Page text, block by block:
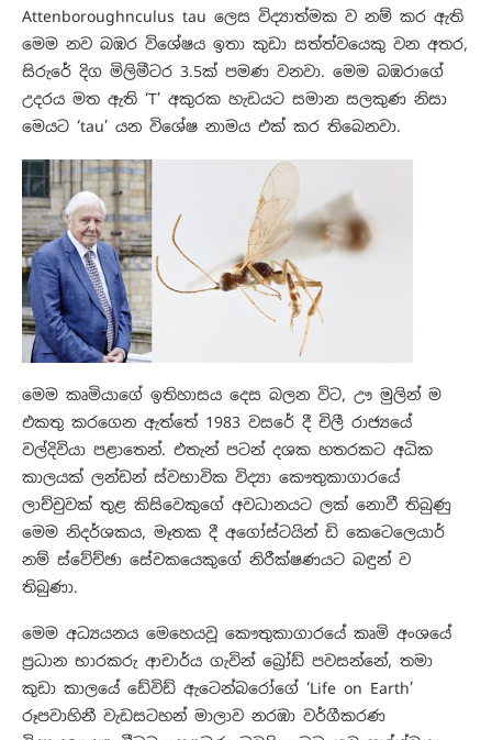
Attenboroughnculus tau ලෙස විද්‍යාත්මක ව නම් කර ඇති
මෙම නව බඹර විශේෂය ඉතා කුඩා සත්ත්වයෙකු වන අතර,
සිරුරේ දිග මිලිමීටර 3.5ක් පමණ වනවා. මෙම බඹරාගේ
උදරය මත ඇති ‘T’ අකුරක හැඩයට සමාන සලකුණ නිසා
මෙයට ‘tau’ යන විශේෂ නාමය එක් කර තිබෙනවා.
මෙම කෘමියාගේ ඉතිහාසය දෙස බලන විට, ඌ මුලින් ම
එකතු කරගෙන ඇත්තේ 1983 වසරේ දී චිලී රාජ්‍යයේ
වල්දිවියා පළාතෙන්. එතැන් පටන් දශක හතරකට අධික
කාලයක් ලන්ඩන් ස්වභාවික විද්‍යා කෞතුකාගාරයේ
ලාච්චුවක් තුළ කිසිවෙකුගේ අවධානයට ලක් නොවී තිබුණු
මෙම නිදර්ශකය, මෑතක දී අගෝස්ටයින් ඩි කෙටෙලෙයාර්
නම් ස්වේච්ඡා සේවකයෙකුගේ නිරීක්ෂණයට බඳුන් ව
තිබුණා.
මෙම අධ්‍යයනය මෙහෙයවූ කෞතුකාගාරයේ කෘමි අංශයේ
ප්‍රධාන භාරකරු ආචාර්ය ගැවින් බ්‍රෝඩ් පවසන්නේ, තමා
කුඩා කාලයේ ඩේවිඩ් ඇටෙන්බරෝගේ ‘Life on Earth’
රූපවාහිනී වැඩසටහන් මාලාව නරඹා වර්ගීකරණ